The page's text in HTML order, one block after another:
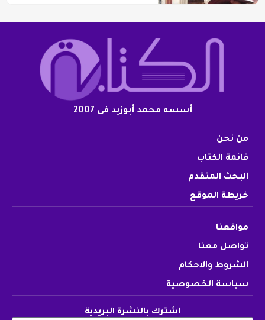
أسسه محمد أبوزيد فى 2007
من نحن
قائمة الكتاب
البحث المتقدم
خريطة الموقع
مواقعنا
تواصل معنا
الشروط والاحكام
سياسة الخصوصية
اشترك بالنشرة البريدية